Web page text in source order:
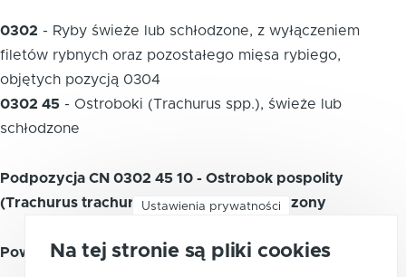
0302 - Ryby świeże lub schłodzone, z wyłączeniem
filetów rybnych oraz pozostałego mięsa rybiego,
objętych pozycją 0304
0302 45 - Ostroboki (Trachurus spp.), świeże lub
schłodzone
Podpozycja CN 0302 45 10 - Ostrobok pospolity
(Trachurus trachurus), świeży lub schłodzony
Powiązane kody PKWiU 2015
Ustawienia prywatności
Na tej stronie są pliki cookies